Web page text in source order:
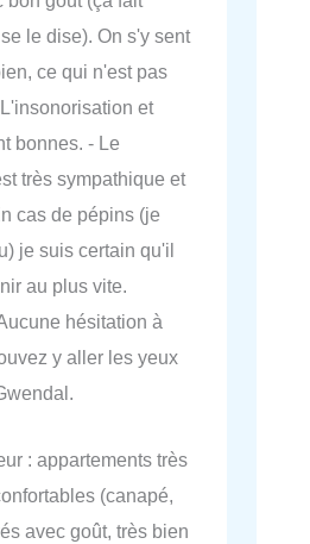
le dise). On s'y sent
ce qui n'est pas
et
bonnes. - Le
très sympathique et
cas de pépins (je
je suis certain qu'il
au plus vite.
hésitation à
y aller les yeux
: appartements très
(canapé,
avec goût, très bien